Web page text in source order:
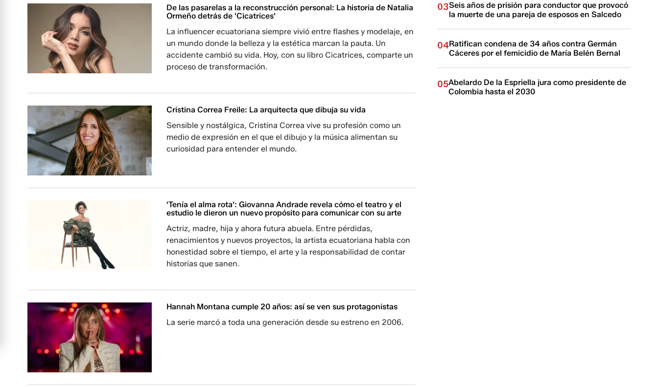
De las pasarelas a la reconstrucción personal: La historia de Natalia
Ormeño detrás de 'Cicatrices'
La influencer ecuatoriana siempre vivió entre flashes y modelaje, en
un mundo donde la belleza y la estética marcan la pauta. Un
accidente cambió su vida. Hoy, con su libro Cicatrices, comparte un
proceso de transformación.
Cristina Correa Freile: La arquitecta que dibuja su vida
Sensible y nostálgica, Cristina Correa vive su profesión como un
medio de expresión en el que el dibujo y la música alimentan su
curiosidad para entender el mundo.
'Tenía el alma rota': Giovanna Andrade revela cómo el teatro y el
estudio le dieron un nuevo propósito para comunicar con su arte
Actriz, madre, hija y ahora futura abuela. Entre pérdidas,
renacimientos y nuevos proyectos, la artista ecuatoriana habla con
honestidad sobre el tiempo, el arte y la responsabilidad de contar
historias que sanen.
Hannah Montana cumple 20 años: así se ven sus protagonistas
La serie marcó a toda una generación desde su estreno en 2006.
03Seis años de prisión para conductor que provocó
la muerte de una pareja de esposos en Salcedo
04Ratifican condena de 34 años contra Germán
Cáceres por el femicidio de María Belén Bernal
05Abelardo De la Espriella jura como presidente de
Colombia hasta el 2030